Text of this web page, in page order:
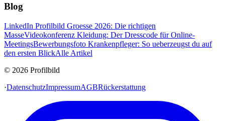
Blog
LinkedIn Profilbild Groesse 2026: Die richtigen
MasseVideokonferenz Kleidung: Der Dresscode für Online-
MeetingsBewerbungsfoto Krankenpfleger: So ueberzeugst du auf
den ersten BlickAlle Artikel
© 2026 Profilbild
·DatenschutzImpressumAGBRückerstattung